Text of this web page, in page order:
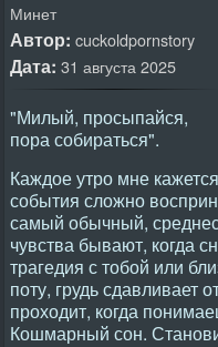
Минет
Автор: cuckoldpornstory
Дата: 31 августа 2025
"Милый, просыпайся,
пора собираться".
Каждое утро мне
события сложно
самый обычный,
чувства бывают, когда
трагедия с тобой или
поту, грудь сдавливает
проходит, когда
Кошмарный сон.